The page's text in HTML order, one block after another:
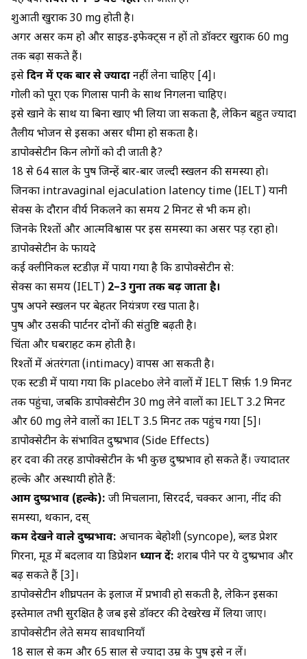
शुरुआती खुराक 30 mg होती है।
अगर असर कम हो और साइड-इफेक्ट्स न हों तो डॉक्टर खुराक 60 mg
तक बढ़ा सकते हैं।
इसेदिन में एक बार से ज्यादानहीं लेना चाहिए [4]।
गोली को पूरा एक गिलास पानी के साथ निगलना चाहिए।
इसे खाने के साथ या बिना खाए भी लिया जा सकता है, लेकिन बहुत ज्यादा
तैलीय भोजन से इसका असर धीमा हो सकता है।
डापोक्सेटीन किन लोगों को दी जाती है?
18 से 64 साल के पुरुष जिन्हें बार-बार जल्दी स्खलन की समस्या हो।
जिनका intravaginal ejaculation latency time (IELT) यानी
सेक्स के दौरान वीर्य निकलने का समय 2 मिनट से भी कम हो।
जिनके रिश्तों और आत्मविश्वास पर इस समस्या का असर पड़ रहा हो।
डापोक्सेटीन के फायदे
कई क्लीनिकल स्टडीज़ में पाया गया है कि डापोक्सेटीन से:
सेक्स का समय (IELT) 2–3 गुना तक बढ़ जाता है।
पुरुष अपने स्खलन पर बेहतर नियंत्रण रख पाता है।
पुरुष और उसकी पार्टनर दोनों की संतुष्टि बढ़ती है।
चिंता और घबराहट कम होती है।
रिश्तों में अंतरंगता (intimacy) वापस आ सकती है।
एक स्टडी में पाया गया कि placebo लेने वालों में IELT सिर्फ़ 1.9 मिनट
तक पहुंचा, जबकि डापोक्सेटीन 30 mg लेने वालों का IELT 3.2 मिनट
और 60 mg लेने वालों का IELT 3.5 मिनट तक पहुंच गया [5]।
डापोक्सेटीन के संभावित दुष्प्रभाव (Side Effects)
हर दवा की तरह डापोक्सेटीन के भी कुछ दुष्प्रभाव हो सकते हैं। ज्यादातर
हल्के और अस्थायी होते हैं:
आम दुष्प्रभाव (हल्के): जी मिचलाना, सिरदर्द, चक्कर आना, नींद की
समस्या, थकान, दस्
कम देखने वाले दुष्प्रभाव: अचानक बेहोशी (syncope), ब्लड प्रेशर
गिरना, मूड में बदलाव या डिप्रेशन ध्यान दें: शराब पीने पर ये दुष्प्रभाव और
बढ़ सकते हैं [3]।
डापोक्सेटीन शीघ्रपतन के इलाज में प्रभावी हो सकती है, लेकिन इसका
इस्तेमाल तभी सुरक्षित है जब इसे डॉक्टर की देखरेख में लिया जाए।
डापोक्सेटीन लेते समय सावधानियाँ
18 साल से कम और 65 साल से ज्यादा उम्र के पुरुष इसे न लें।